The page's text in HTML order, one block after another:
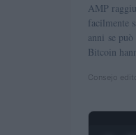
AMP
facilmente
anni se
Bitcoin
Consejo